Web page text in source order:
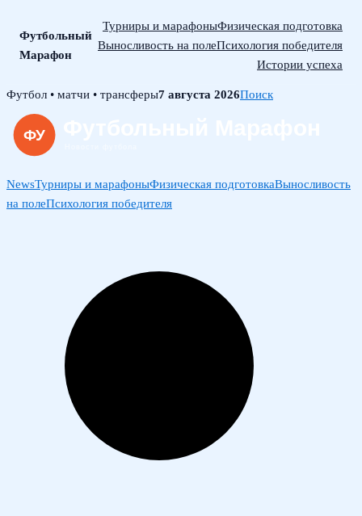
Футбольный
Марафон
Турниры и марафоныФизическая подготовка
Выносливость на полеПсихология победителя
Истории успеха
Skip
content
Футбол • матчи • трансферы7 августа 2026Поиск
NewsТурниры и марафоныФизическая подготовкаВыносливость
на полеПсихология победителя